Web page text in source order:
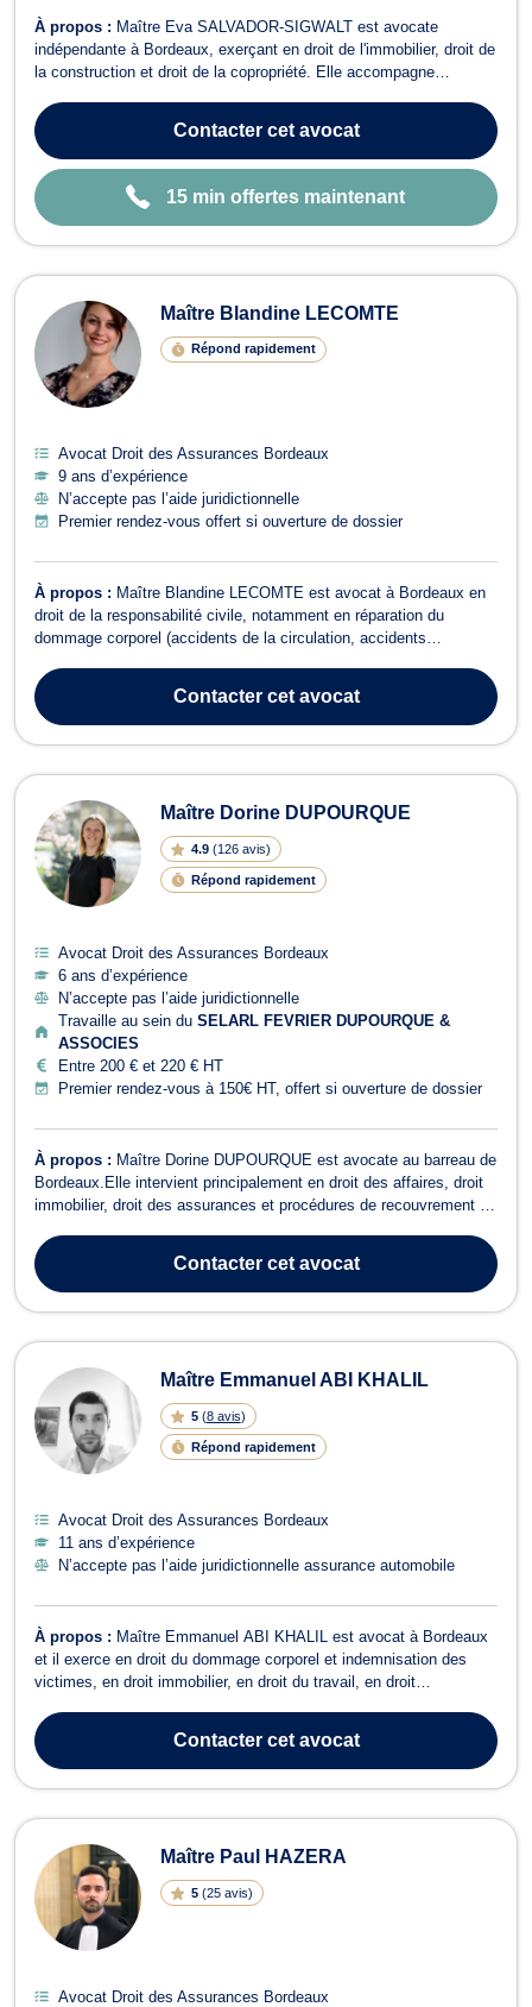
À propos : Maître Eva SALVADOR-SIGWALT est avocate
indépendante à Bordeaux, exerçant en droit de l'immobilier, droit de
la construction et droit de la copropriété. Elle accompagne
situations souvent complexes et techniquement sensibles. En droit
de l'immobilier, Maître ...Contactercet avocat
15 min offertes maintenant
Maître Blandine LECOMTE
Répond rapidement
Avocat Droit des Assurances Bordeaux
9 ans d’expérience
N’accepte pas l’aide juridictionnelle
Premier rendez-vous offert si ouverture de dossier
À propos : Maître Blandine LECOMTE est avocat à Bordeaux en
droit de la responsabilité civile, notamment en réparation du
dommage corporel (accidents de la circulation, accidents
construction (vices cachés et malfaçons). Grâce à sa maîtrise du
droit des assurances, elle sa...
Contactercet avocat
Maître Dorine DUPOURQUE
4.9 (126 avis)
Répond rapidement
Avocat Droit des Assurances Bordeaux
6 ans d’expérience
N’accepte pas l’aide juridictionnelle
Travaille au sein du SELARL FEVRIER DUPOURQUE &
ASSOCIES
Entre 200 € et 220 € HT
Premier rendez-vous à 150€ HT, offert si ouverture de dossier
À propos : Maître Dorine DUPOURQUE est avocate au barreau de
Bordeaux.Elle intervient principalement en droit des affaires, droit
immobilier, droit des assurances et procédures de recouvrement et
une clientèle variée — particuliers, entreprises, investisseurs et
coproprié...
Contactercet avocat
Maître Emmanuel ABI KHALIL
5 (8 avis)
Répond rapidement
Avocat Droit des Assurances Bordeaux
11 ans d’expérience
N’accepte pas l’aide juridictionnelle assurance automobile
À propos : Maître Emmanuel ABI KHALIL est avocat à Bordeaux
et il exerce en droit du dommage corporel et indemnisation des
victimes, en droit immobilier, en droit du travail, en droit
droit des assurances. Tout d’abord, en droit du dommage corporel
et indemnisation des ...Contactercet avocat
Maître Paul HAZERA
5 (25 avis)
Avocat Droit des Assurances Bordeaux